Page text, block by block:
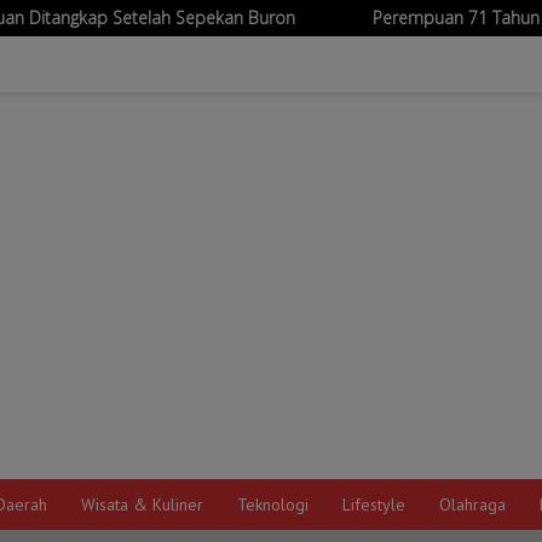
Buron Perempuan 71 Tahun Ditemukan Tewas di
Wisata & Kuliner Teknologi Lifestyle Olahraga